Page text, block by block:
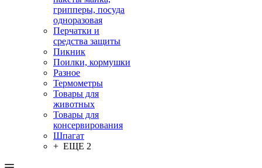
грипперы, посуда
одноразовая
Перчатки и
средства защиты
Пикник
Поилки, кормушки
Разное
Термометры
Товары для
животных
Товары для
консервирования
Шпагат
+ ЕЩЕ 2